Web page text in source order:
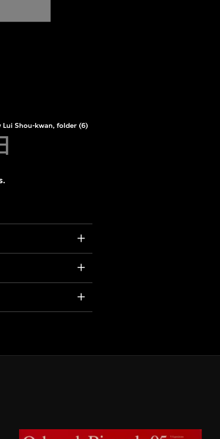
Lui Shou-kwan, folder (6)